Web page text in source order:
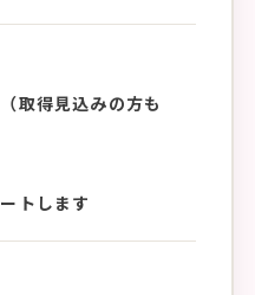
取得見込みの方も
トします